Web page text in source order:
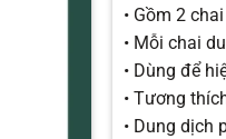
• Gồm 2
• Mỗi chai
• Dùng để
• Tương
• Dung dịch